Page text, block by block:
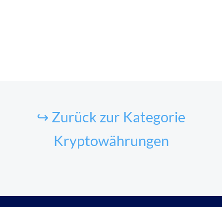
↪ Zurück zur Kategorie
Kryptowährungen